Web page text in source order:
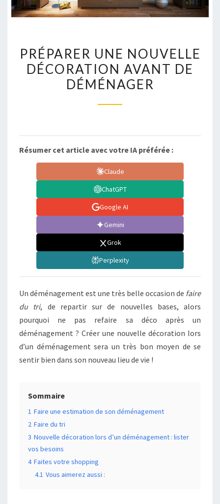
UNE
NOUVELLE
DÉCORATION
PRÉPARER UNE NOUVELLE
DÉCORATION AVANT DE
DÉMÉNAGER
Résumer cet article avec votre IA préférée :
Claude
ChatGPT
Google AI
Gemini
Grok
Perplexity
Un déménagement est une très belle occasion de faire
du tri, de repartir sur de nouvelles bases, alors
pourquoi ne pas refaire sa déco après un
déménagement ? Créer une nouvelle décoration lors
d’un déménagement sera un très bon moyen de se
sentir bien dans son nouveau lieu de vie !
Sommaire
1 Faire une estimation de son déménagement
2 Faire du tri
3 Nouvelle décoration lors d’un déménagement : lister
vos besoins
4 Faites votre shopping
4.1 Vous aimerez aussi :